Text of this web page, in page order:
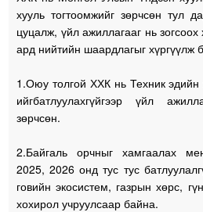
хууль тогтоомжийг зөрчсөн тул
цуцалж, үйл ажиллагааг нь
ард нийтийн шаардлагыг хүргүүлж
1.Оюу толгой ХХК нь Техник эдийн
ийгбатлуулахгүйгээр үйл
зөрчсөн.
2.Байгаль орчныг хамгаалах
2025, 2026 онд тус тус
говийн экосистем, газрын хөрс,
хохирол учруулсаар байна.